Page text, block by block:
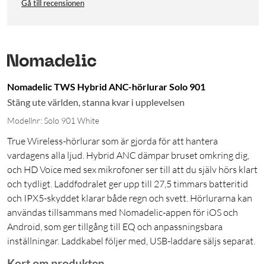
Gå till recensionen
Nomadelic TWS Hybrid ANC-hörlurar Solo 901
Stäng ute världen, stanna kvar i upplevelsen
Modellnr: Solo 901 White
True Wireless-hörlurar som är gjorda för att hantera
vardagens alla ljud. Hybrid ANC dämpar bruset omkring dig,
och HD Voice med sex mikrofoner ser till att du själv hörs klart
och tydligt. Laddfodralet ger upp till 27,5 timmars batteritid
och IPX5-skyddet klarar både regn och svett. Hörlurarna kan
användas tillsammans med Nomadelic-appen för iOS och
Android, som ger tillgång till EQ och anpassningsbara
inställningar. Laddkabel följer med, USB-laddare säljs separat.